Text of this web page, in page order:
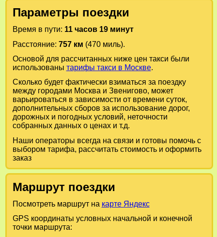
Параметры поездки
Время в пути: 11 часов 19 минут
Расстояние: 757 км (470 миль).
Основой для рассчитанных ниже цен такси были
использованы тарифы такси в Москве.
Сколько будет фактически взиматься за поездку
между городами Москваи Звенигово, может
варьироваться в зависимости от времени суток,
дополнительных сборов за использование дорог,
дорожных и погодных условий, неточности
собранных данных о ценах и т.д.
Наши операторы всегда на связи и готовы помочь с
выбором тарифа, рассчитать стоимость и оформить
заказ
Маршрут поездки
Посмотреть маршрут на карте Яндекс
GPS координаты условных начальной и конечной
точки маршрута: